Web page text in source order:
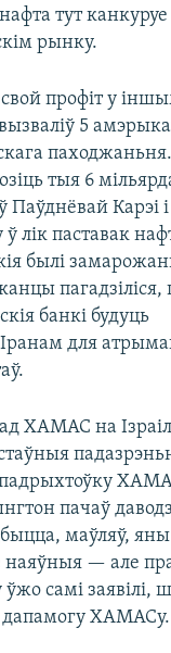
тут
рынку.
профіт у
5
тыя 6
Паўднёвай Карэі
лік паставак
былі
банкі будуць
для
ХАМАС на
пачаў
маўляў,
наяўныя — але
самі заявілі,
ХАМАСу.